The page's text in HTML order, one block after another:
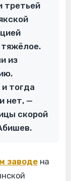
третьей
тяжёлое.
из
тогда
нет, —
скорой
заводена